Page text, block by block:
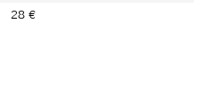
28 €